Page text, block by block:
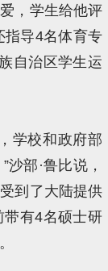
，学生给他评
指导4名体育专
自治区学生运
学校和政府部
部·鲁比说，
到了大陆提供
带有4名硕士研